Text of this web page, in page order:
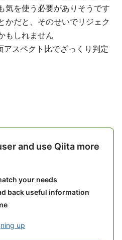
気を使う必要がありそうです
かだと、そのせいでリジェク
もしれません
アスペクト比でざっくり判定
and use Qiita more
your needs
back useful information
up